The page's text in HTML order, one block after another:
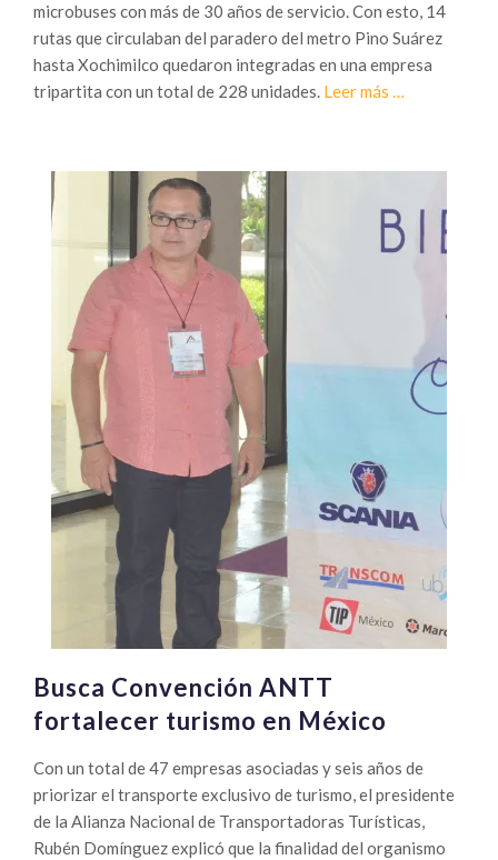
microbuses con más de 30 años de servicio. Con esto, 14
rutas que circulaban del paradero del metro Pino Suárez
hasta Xochimilco quedaron integradas en una empresa
tripartita con un total de 228 unidades. Leer más
el
Izazaga-
Xochimilco
…
Busca Convención ANTT
fortalecer turismo en México
Con un total de 47 empresas asociadas y seis años de
priorizar el transporte exclusivo de turismo, el presidente
de la Alianza Nacional de Transportadoras Turísticas,
Rubén Domínguez explicó que la finalidad del organismo